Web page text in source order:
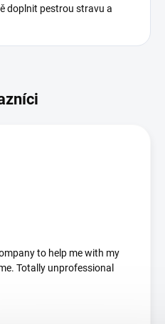
doplnit pestrou stravu a
to help me with my
Totally unprofessional